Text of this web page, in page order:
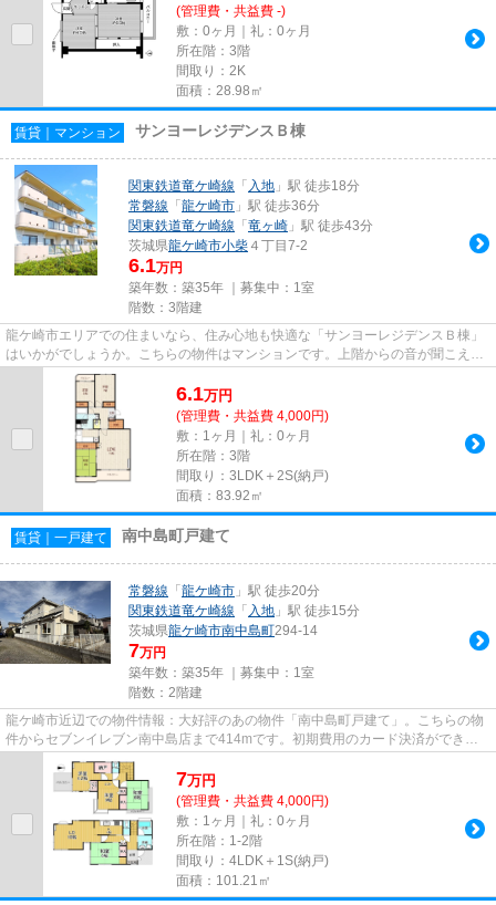
(管理費・共益費 -)
敷：0ヶ月｜礼：0ヶ月
所在階：3階
間取り：2K
面積：28.98㎡
賃貸｜マンション サンヨーレジデンスＢ棟
関東鉄道竜ケ崎線 「 入地 」駅 徒歩18分
常磐線 「 龍ケ崎市 」駅 徒歩36分
関東鉄道竜ケ崎線 「 竜ヶ崎 」駅 徒歩43分
茨城県龍ケ崎市小柴 ４丁目7-2
6.1万円
築年数：築35年 ｜募集中： 1室
階数：3階建
龍ケ崎市エリアでの住まいなら、住み心地も快適な「サンヨーレジデンスＢ棟」
はいかがでしょうか。こちらの物件はマンションです。上階からの音が聞こえな
い最上階のお部屋です。陽当...
6.1万円
(管理費・共益費 4,000円)
敷：1ヶ月｜礼：0ヶ月
所在階：3階
間取り：3LDK＋2S(納戸)
面積：83.92㎡
賃貸｜一戸建て 南中島町戸建て
常磐線 「 龍ケ崎市 」駅 徒歩20分
関東鉄道竜ケ崎線 「 入地 」駅 徒歩15分
茨城県龍ケ崎市南中島町294-14
7万円
築年数：築35年 ｜募集中： 1室
階数：2階建
龍ケ崎市近辺での物件情報：大好評のあの物件「南中島町戸建て」。こちらの物
件からセブンイレブン南中島店まで414mです。初期費用のカード決済ができま
す。周辺に2駅あるので電車通勤...
7万円
(管理費・共益費 4,000円)
敷：1ヶ月｜礼：0ヶ月
所在階：1-2階
間取り：4LDK＋1S(納戸)
面積：101.21㎡